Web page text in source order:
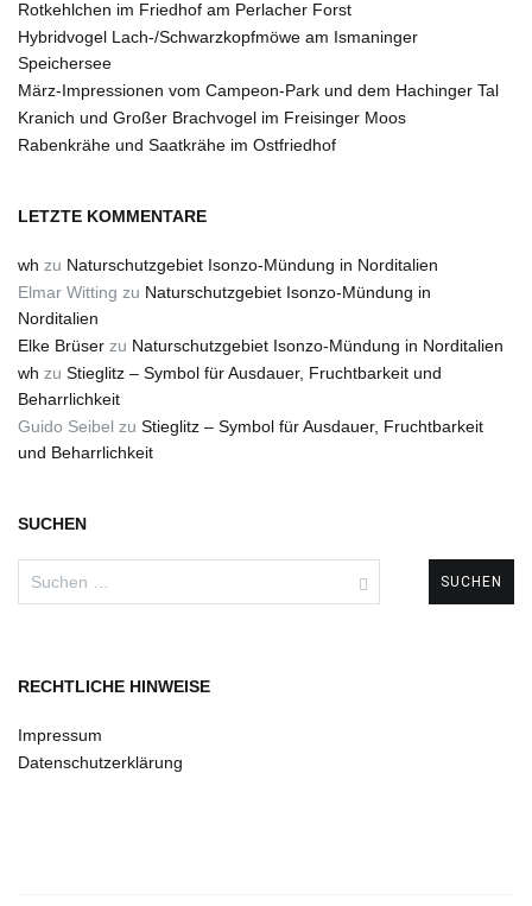
Rotkehlchen im Friedhof am Perlacher Forst
Hybridvogel Lach-/Schwarzkopfmöwe am Ismaninger
Speichersee
März-Impressionen vom Campeon-Park und dem Hachinger Tal
Kranich und Großer Brachvogel im Freisinger Moos
Rabenkrähe und Saatkrähe im Ostfriedhof
LETZTE KOMMENTARE
wh zu Naturschutzgebiet Isonzo-Mündung in Norditalien
Elmar Witting zu Naturschutzgebiet Isonzo-Mündung in
Norditalien
Elke Brüser zu Naturschutzgebiet Isonzo-Mündung in Norditalien
wh zu Stieglitz – Symbol für Ausdauer, Fruchtbarkeit und
Beharrlichkeit
Guido Seibel zu Stieglitz – Symbol für Ausdauer, Fruchtbarkeit
und Beharrlichkeit
SUCHEN
RECHTLICHE HINWEISE
Impressum
Datenschutzerklärung